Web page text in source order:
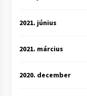
2021. június
2021. március
2020. december